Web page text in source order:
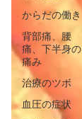
からだの働き
背部痛、腰
痛、下半身の
痛み
治療のツボ
血圧の症状